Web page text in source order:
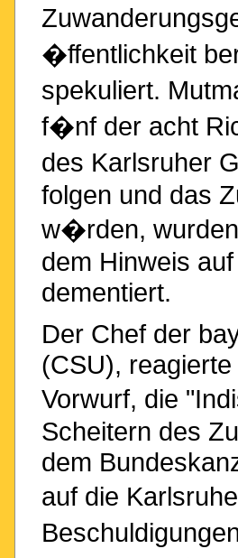
�ffentlichkeit
spekuliert.
f�nf der acht
des Karlsruher
folgen und das
w�rden,
dem Hinweis
dementiert.
Der Chef der
(CSU),
Vorwurf, die
Scheitern des
dem
auf die